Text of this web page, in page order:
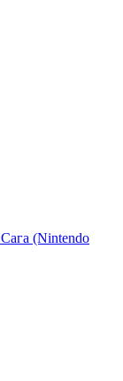
(Nintendo